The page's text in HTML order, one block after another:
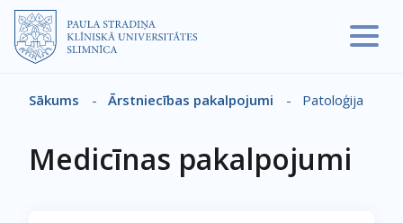
Pārlekt uz galveno saturu
Sākums - Ārstniecības pakalpojumi - Patoloģija
Medicīnas pakalpojumi